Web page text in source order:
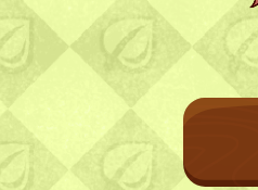
更新情報 開催
お問い合わせ